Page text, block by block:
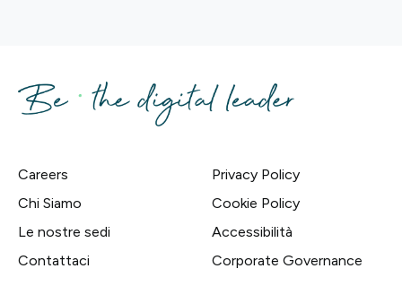
Careers
Chi Siamo
Le nostre sedi
Contattaci
Privacy Policy
Cookie Policy
Accessibilità
Corporate Governance